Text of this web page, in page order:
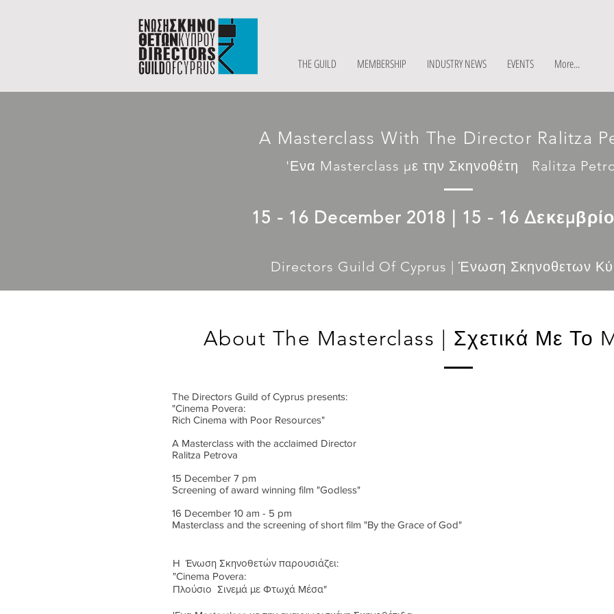
THE GUILD MEMBERSHIP INDUSTRY NEWS EVENTS More...
A Masterclass With The Director Ralitza
'Ενα Masterclass με την Σκηνοθέτη Ralitza
15 - 16 December 2018 | 15 - 16
Directors Guild Of Cyprus | Ένωση Σκηνοθετων
About The Masterclass | Σχετικά Με Το
The Directors Guild of Cyprus presents:
"Cinema Povera:
Rich Cinema with Poor Resources"
A Masterclass with the acclaimed Director
Ralitza Petrova
15 December 7 pm
Screening of award winning film "Godless"
16 December 10 am - 5 pm
Masterclass and the screening of short film "By the Grace of God"
Η Ένωση Σκηνοθετών παρουσιάζει:
"Cinema Povera:
Πλούσιο Σινεμά με Φτωχά Μέσα"